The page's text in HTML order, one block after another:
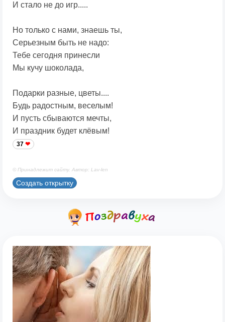
И стало не до игр.....
Но только с нами, знаешь ты,
Серьезным быть не надо:
Тебе сегодня принесли
Мы кучу шоколада,
Подарки разные, цветы....
Будь радостным, веселым!
И пусть сбываются мечты,
И праздник будет клёвым!
37
© Принадлежит сайту. Автор: Lav-len
Создать открытку